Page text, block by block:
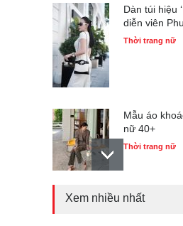
Dàn túi hiệu
diễn viên
Thời trang nữ
Mẫu áo
nữ 40+
Thời trang nữ
Chiếc áo dài
Xem nhiều nhất